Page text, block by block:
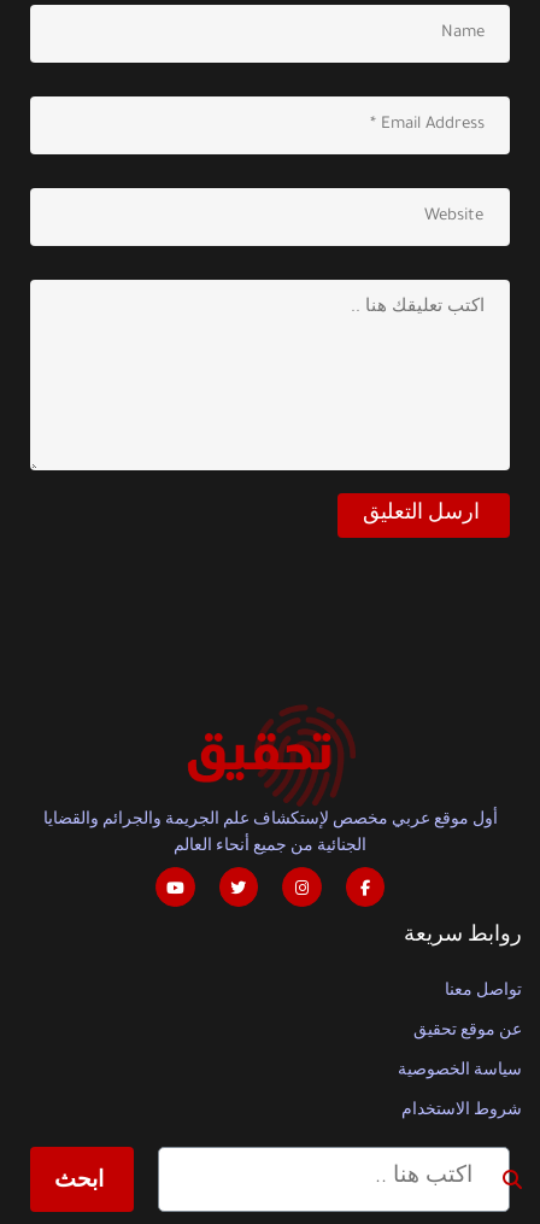
أول موقع عربي مخصص لإستكشاف علم الجريمة والجرائم والقضايا
الجنائية من جميع أنحاء العالم
روابط سريعة
تواصل معنا
عن موقع تحقيق
سياسة الخصوصية
شروط الاستخدام
ابحث